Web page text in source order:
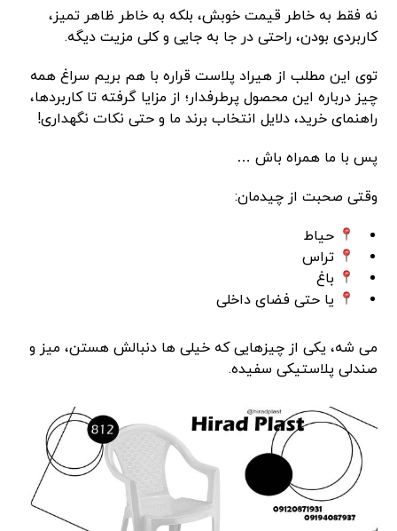
نه فقط به خاطر قیمت خوبش، بلکه به خاطر ظاهر تمیز،
کاربردی بودن، راحتی در جا به جایی و کلی مزیت دیگه.
توی این مطلب از هیراد پلاست قراره با هم بریم سراغ همه
چیز درباره این محصول پرطرفدار؛ از مزایا گرفته تا کاربردها،
راهنمای خرید، دلایل انتخاب برند ما و حتی نکات نگهداری!
پس با ما همراه باش …
وقتی صحبت از چیدمان:
حیاط
تراس
باغ
یا حتی فضای داخلی
می شه، یکی از چیزهایی که خیلی ها دنبالش هستن، میز و
صندلی پلاستیکی سفیده.